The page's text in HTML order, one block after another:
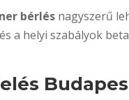
bérlés nagyszerű
a helyi szabályok